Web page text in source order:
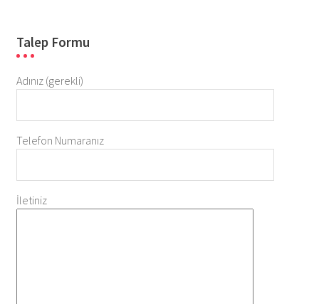
Talep Formu
Adınız (gerekli)
Telefon Numaranız
İletiniz